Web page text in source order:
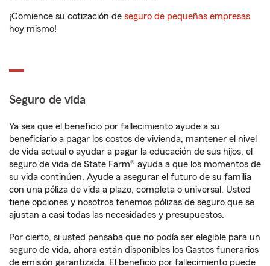
¡Comience su cotización de seguro de pequeñas empresas
hoy mismo!
Seguro de vida
Ya sea que el beneficio por fallecimiento ayude a su
beneficiario a pagar los costos de vivienda, mantener el nivel
de vida actual o ayudar a pagar la educación de sus hijos, el
seguro de vida de State Farm® ayuda a que los momentos de
su vida continúen. Ayude a asegurar el futuro de su familia
con una póliza de vida a plazo, completa o universal. Usted
tiene opciones y nosotros tenemos pólizas de seguro que se
ajustan a casi todas las necesidades y presupuestos.
Por cierto, si usted pensaba que no podía ser elegible para un
seguro de vida, ahora están disponibles los Gastos funerarios
de emisión garantizada. El beneficio por fallecimiento puede